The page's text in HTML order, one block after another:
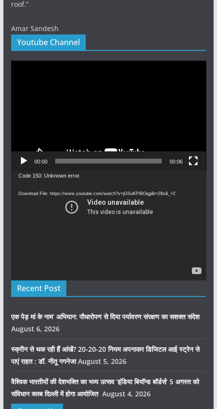
roof.”
Amar Sandesh
Youtube Channel
00:00 00:06
Video
Code 150: Unknown error.
Download File: https://www.youtube.com/watch?v=jGSuKPIBOqg&t=28s&_=2
Recent Post
एक पेड़ मां के नाम’ अभियान: पौधारोपण से दिया पर्यावरण संरक्षण का सशक्त संदेश
August 6, 2026
स्क्रीन से थक रही हैं आंखें? 20-20-20 नियम अपनाकर डिजिटल आई स्ट्रेन से
पाएं राहत : डॉ. नीतू गगनेजा August 5, 2026
वैश्विक भारतीयों की देशभक्ति का भव्य उत्सव ‘इंडिया बियॉन्ड बॉर्डर्स’ 5 अगस्त को
संविधान क्लब दिल्ली में होगा आयोजित August 4, 2026